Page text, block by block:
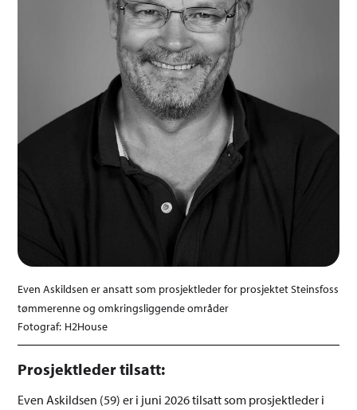
Even Askildsen er ansatt som prosjektleder for prosjektet Steinsfoss
tømmerenne og omkringsliggende områder
H2House
Prosjektleder tilsatt:
Even Askildsen (59) er i juni 2026 tilsatt som prosjektleder i